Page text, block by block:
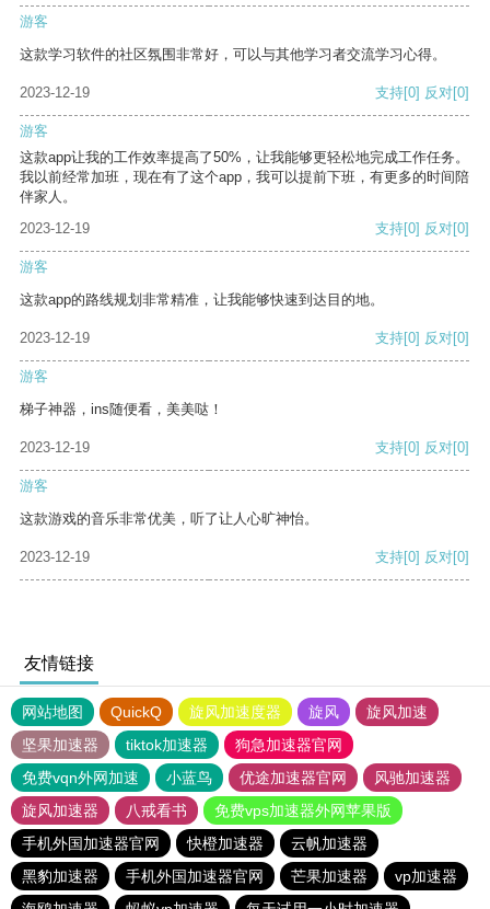
游客
这款学习软件的社区氛围非常好，可以与其他学习者交流学习心得。
2023-12-19 支持[0] 反对[0]
游客
这款app让我的工作效率提高了50%，让我能够更轻松地完成工作任务。
我以前经常加班，现在有了这个app，我可以提前下班，有更多的时间陪
伴家人。
2023-12-19
支持[0] 反对[0]
游客
这款app的路线规划非常精准，让我能够快速到达目的地。
2023-12-19 支持[0] 反对[0]
游客
梯子神器，ins随便看，美美哒！
2023-12-19 支持[0] 反对[0]
游客
这款游戏的音乐非常优美，听了让人心旷神怡。
2023-12-19 支持[0] 反对[0]
友情链接
网站地图 QuickQ 旋风加速度器 旋风
旋风加速
坚果加速器
tiktok加速器
狗急加速器官网
免费vqn外网加速
小蓝鸟 优途加速器官网
风驰加速器
旋风加速器
八戒看书
免费vps加速器外网苹果版
手机外国加速器官网
快橙加速器
云帆加速器
黑豹加速器
手机外国加速器官网 芒果加速器
vp加速器